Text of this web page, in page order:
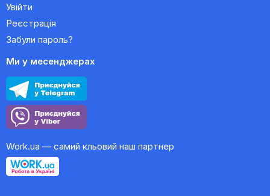
Увійти
Реєстрація
Забули пароль?
Ми у месенджерах
Work.ua — самий кльовий наш партнер